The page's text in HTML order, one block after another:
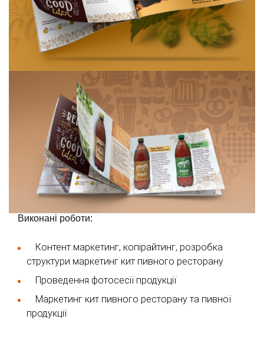
Виконані роботи:
Контент маркетинг, копірайтинг, розробка
структури маркетинг кит пивного ресторану
Проведення фотосесії продукції
Маркетинг кит пивного ресторану та пивної
продукції